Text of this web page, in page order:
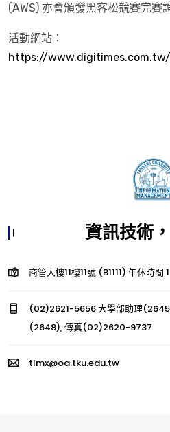
(AWS) 亦會頒發黑客松競賽完賽
活動網站：
https://
資訊技術
商管大樓11樓11號 (B1111) 午休時
(02)2621-5656 大學部助理
(2648), 傳真(02)2620-9737
tlmx@oa.tku.edu.tw